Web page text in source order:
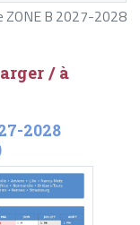
ZONE B 2027-2028
/ à
2028